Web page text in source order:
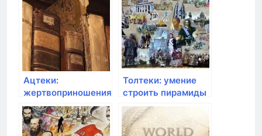
Ацтеки:
жертвоприношения
и воинственность
Толтеки: умение
строить пирамиды